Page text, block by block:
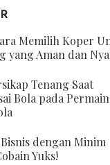
Memilih Koper
yang Aman dan
Tenang Saat
Bola pada
dengan Minim
Yuks!